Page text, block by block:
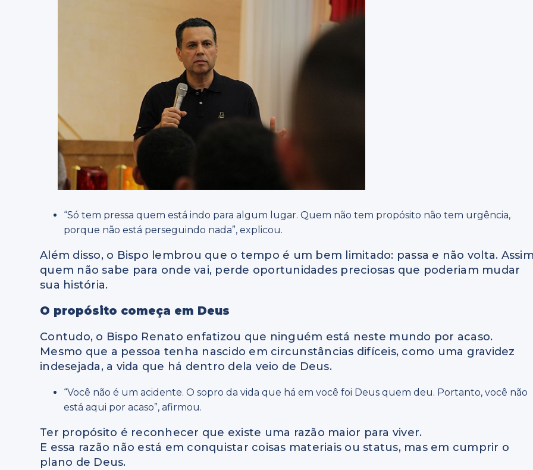
“Só tem pressa quem está indo para algum lugar. Quem não tem propósito não tem urgência,
porque não está perseguindo nada”, explicou.
Além disso, o Bispo lembrou que o tempo é um bem limitado: passa e não volta.
quem não sabe para onde vai, perde oportunidades preciosas que poderiam mudar
sua história.
O propósito começa em Deus
Contudo, o Bispo Renato enfatizou que ninguém está neste mundo por acaso.
Mesmo que a pessoa tenha nascido em circunstâncias difíceis, como uma gravidez
indesejada, a vida que há dentro dela veio de Deus.
“Você não é um acidente. O sopro da vida que há em você foi Deus quem deu. Portanto, você não
está aqui por acaso”, afirmou.
Ter propósito é reconhecer que existe uma razão maior para viver.
E essa razão não está em conquistar coisas materiais ou status, mas em cumprir o
plano de Deus.